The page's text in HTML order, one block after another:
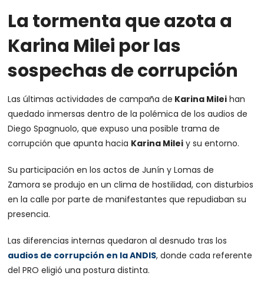
La tormenta que azota a
Karina Milei por las
sospechas de corrupción
Las últimas actividades de campaña de Karina Milei han
quedado inmersas dentro de la polémica de los audios de
Diego Spagnuolo, que expuso una posible trama de
corrupción que apunta hacia Karina Milei y su entorno.
Su participación en los actos de Junín y Lomas de
Zamora se produjo en un clima de hostilidad, con disturbios
en la calle por parte de manifestantes que repudiaban su
presencia.
Las diferencias internas quedaron al desnudo tras los
audios de corrupción en la ANDIS, donde cada referente
del PRO eligió una postura distinta.